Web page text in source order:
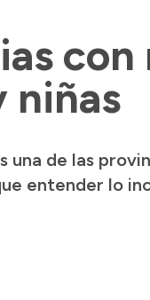
niñas
una de las
entender lo